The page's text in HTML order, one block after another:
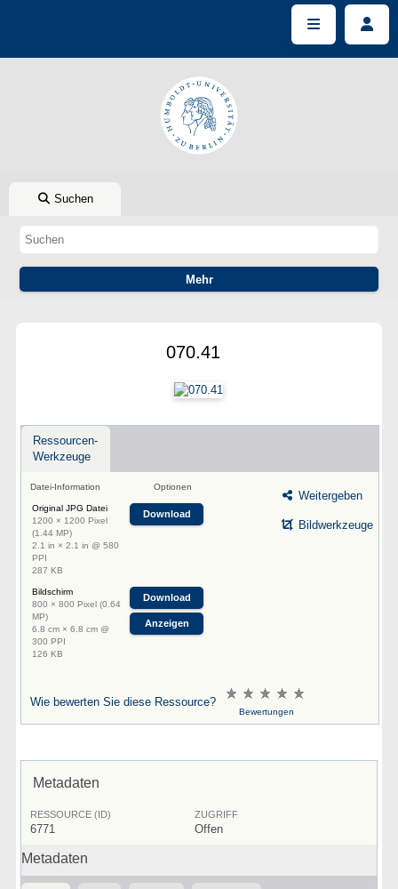
Suchen
070.41
Ressourcen-
Werkzeuge
Datei-Information Optionen
Original JPG Datei
1200 × 1200 Pixel
(1.44 MP)
2.1 in × 2.1 in @ 580
PPI
287 KB
Download
Bildschirm
800 × 800 Pixel (0.64
MP)
6.8 cm × 6.8 cm @
300 PPI
126 KB
Download
Anzeigen
Weitergeben
Bildwerkzeuge
Wie bewerten Sie diese Ressource?
Bewertungen
Metadaten
RESSOURCE (ID)
6771
ZUGRIFF
Offen
Metadaten